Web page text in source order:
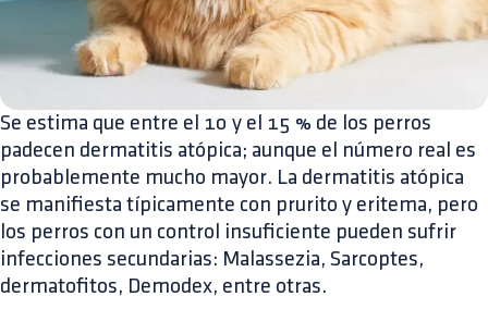
Se estima que entre el 10 y el 15 % de los perros
padecen dermatitis atópica; aunque el número real es
probablemente mucho mayor. La dermatitis atópica
se manifiesta típicamente con prurito y eritema, pero
los perros con un control insuficiente pueden sufrir
infecciones secundarias: Malassezia, Sarcoptes,
dermatofitos, Demodex, entre otras.